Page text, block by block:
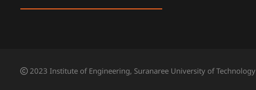
2023 Institute of Engineering, Suranaree University of Technology